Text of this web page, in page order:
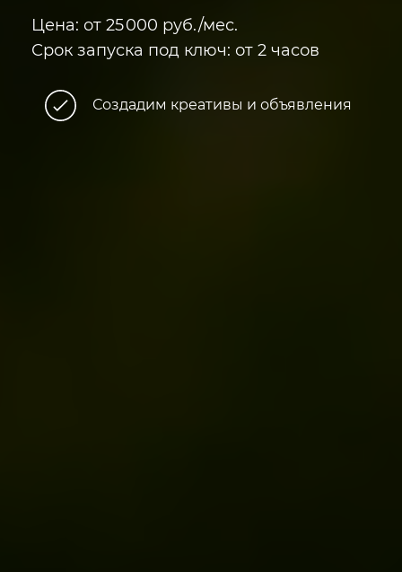
Цена: от 25000 руб./мес.
Срок запуска под ключ: от 2 часов
Создадим креативы и объявления